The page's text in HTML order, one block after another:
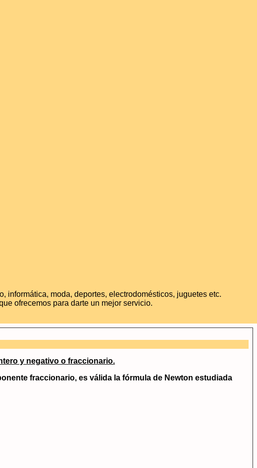
informática, moda, deportes, electrodomésticos, juguetes etc.
ofrecemos para darte un mejor servicio.
y negativo o fraccionario.
fraccionario, es válida la fórmula de Newton estudiada